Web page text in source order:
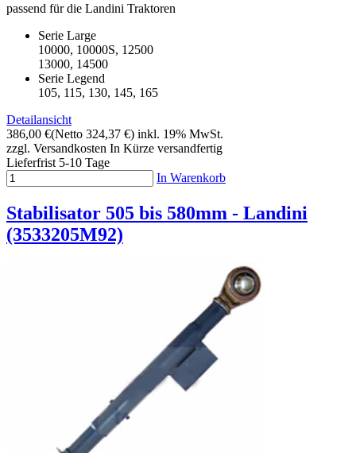
passend für die Landini Traktoren
Serie Large
10000, 10000S, 12500
13000, 14500
Serie Legend
105, 115, 130, 145, 165
Detailansicht
386,00 €(Netto 324,37 €) inkl. 19% MwSt.
zzgl. Versandkosten In Kürze versandfertig
Lieferfrist 5-10 Tage
In Warenkorb
Stabilisator 505 bis 580mm - Landini
(3533205M92)